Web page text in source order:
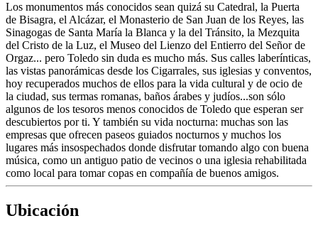
Los monumentos más conocidos sean quizá su Catedral, la Puerta
de Bisagra, el Alcázar, el Monasterio de San Juan de los Reyes, las
Sinagogas de Santa María la Blanca y la del Tránsito, la Mezquita
del Cristo de la Luz, el Museo del Lienzo del Entierro del Señor de
Orgaz... pero Toledo sin duda es mucho más. Sus calles laberínticas,
las vistas panorámicas desde los Cigarrales, sus iglesias y conventos,
hoy recuperados muchos de ellos para la vida cultural y de ocio de
la ciudad, sus termas romanas, baños árabes y judíos...son sólo
algunos de los tesoros menos conocidos de Toledo que esperan ser
descubiertos por ti. Y también su vida nocturna: muchas son las
empresas que ofrecen paseos guiados nocturnos y muchos los
lugares más insospechados donde disfrutar tomando algo con buena
música, como un antiguo patio de vecinos o una iglesia rehabilitada
como local para tomar copas en compañía de buenos amigos.
Ubicación